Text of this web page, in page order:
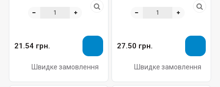
21.54 грн.
Швидке замовлення
27.50 грн.
Швидке замовлення